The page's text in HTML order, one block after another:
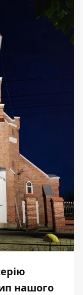
нашого